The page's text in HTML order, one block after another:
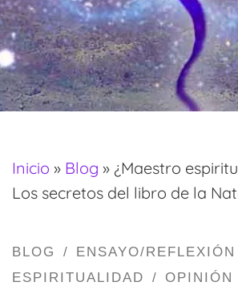
Inicio » Blog » ¿Maestro
Los secretos del libro de la
BLOG
ENSAYO/REFLEXIÓN
ESPIRITUALIDAD
OPINIÓN